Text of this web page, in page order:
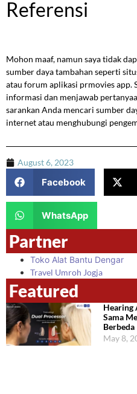
Referensi
Mohon maaf, namun saya tidak
sumber daya tambahan seperti
atau forum aplikasi prmovies app.
informasi dan menjawab
sarankan Anda mencari sumber
internet atau menghubungi
August 6, 2023
Facebook
WhatsApp
Partner
Toko Alat Bantu Dengar
Travel Umroh Jogja
Featured
Hearing
Sama
Berbeda
May 8,